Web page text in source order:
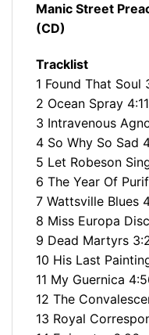
Manic Street
(CD)
Tracklist
1 Found That Soul
2 Ocean Spray 4:11
3 Intravenous
4 So Why So Sad
5 Let Robeson
6 The Year Of
7 Wattsville Blues
8 Miss Europa
9 Dead Martyrs
10 His Last
11 My Guernica
12 The
13 Royal